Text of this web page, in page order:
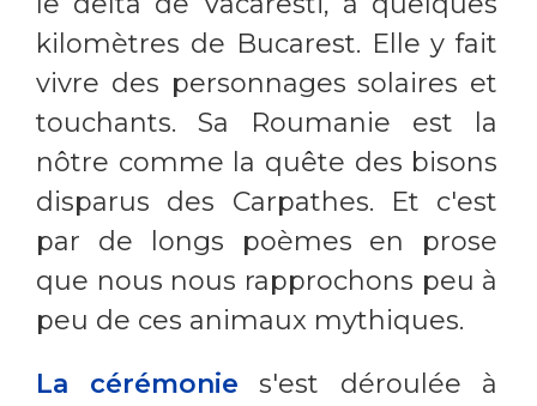
kilomètres de Bucarest. Elle y fait
vivre des personnages solaires et
touchants. Sa Roumanie est la
nôtre comme la quête des bisons
disparus des Carpathes. Et c'est
par de longs poèmes en prose
que nous nous rapprochons peu à
peu de ces animaux mythiques.
La cérémonie s'est déroulée à